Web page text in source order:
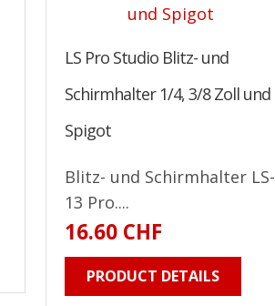
LS Pro Studio Blitz- und
Schirmhalter 1/4, 3/8 Zoll und
Spigot
Blitz- und Schirmhalter LS-
13 Pro....
16.60 CHF
PRODUCT DETAILS